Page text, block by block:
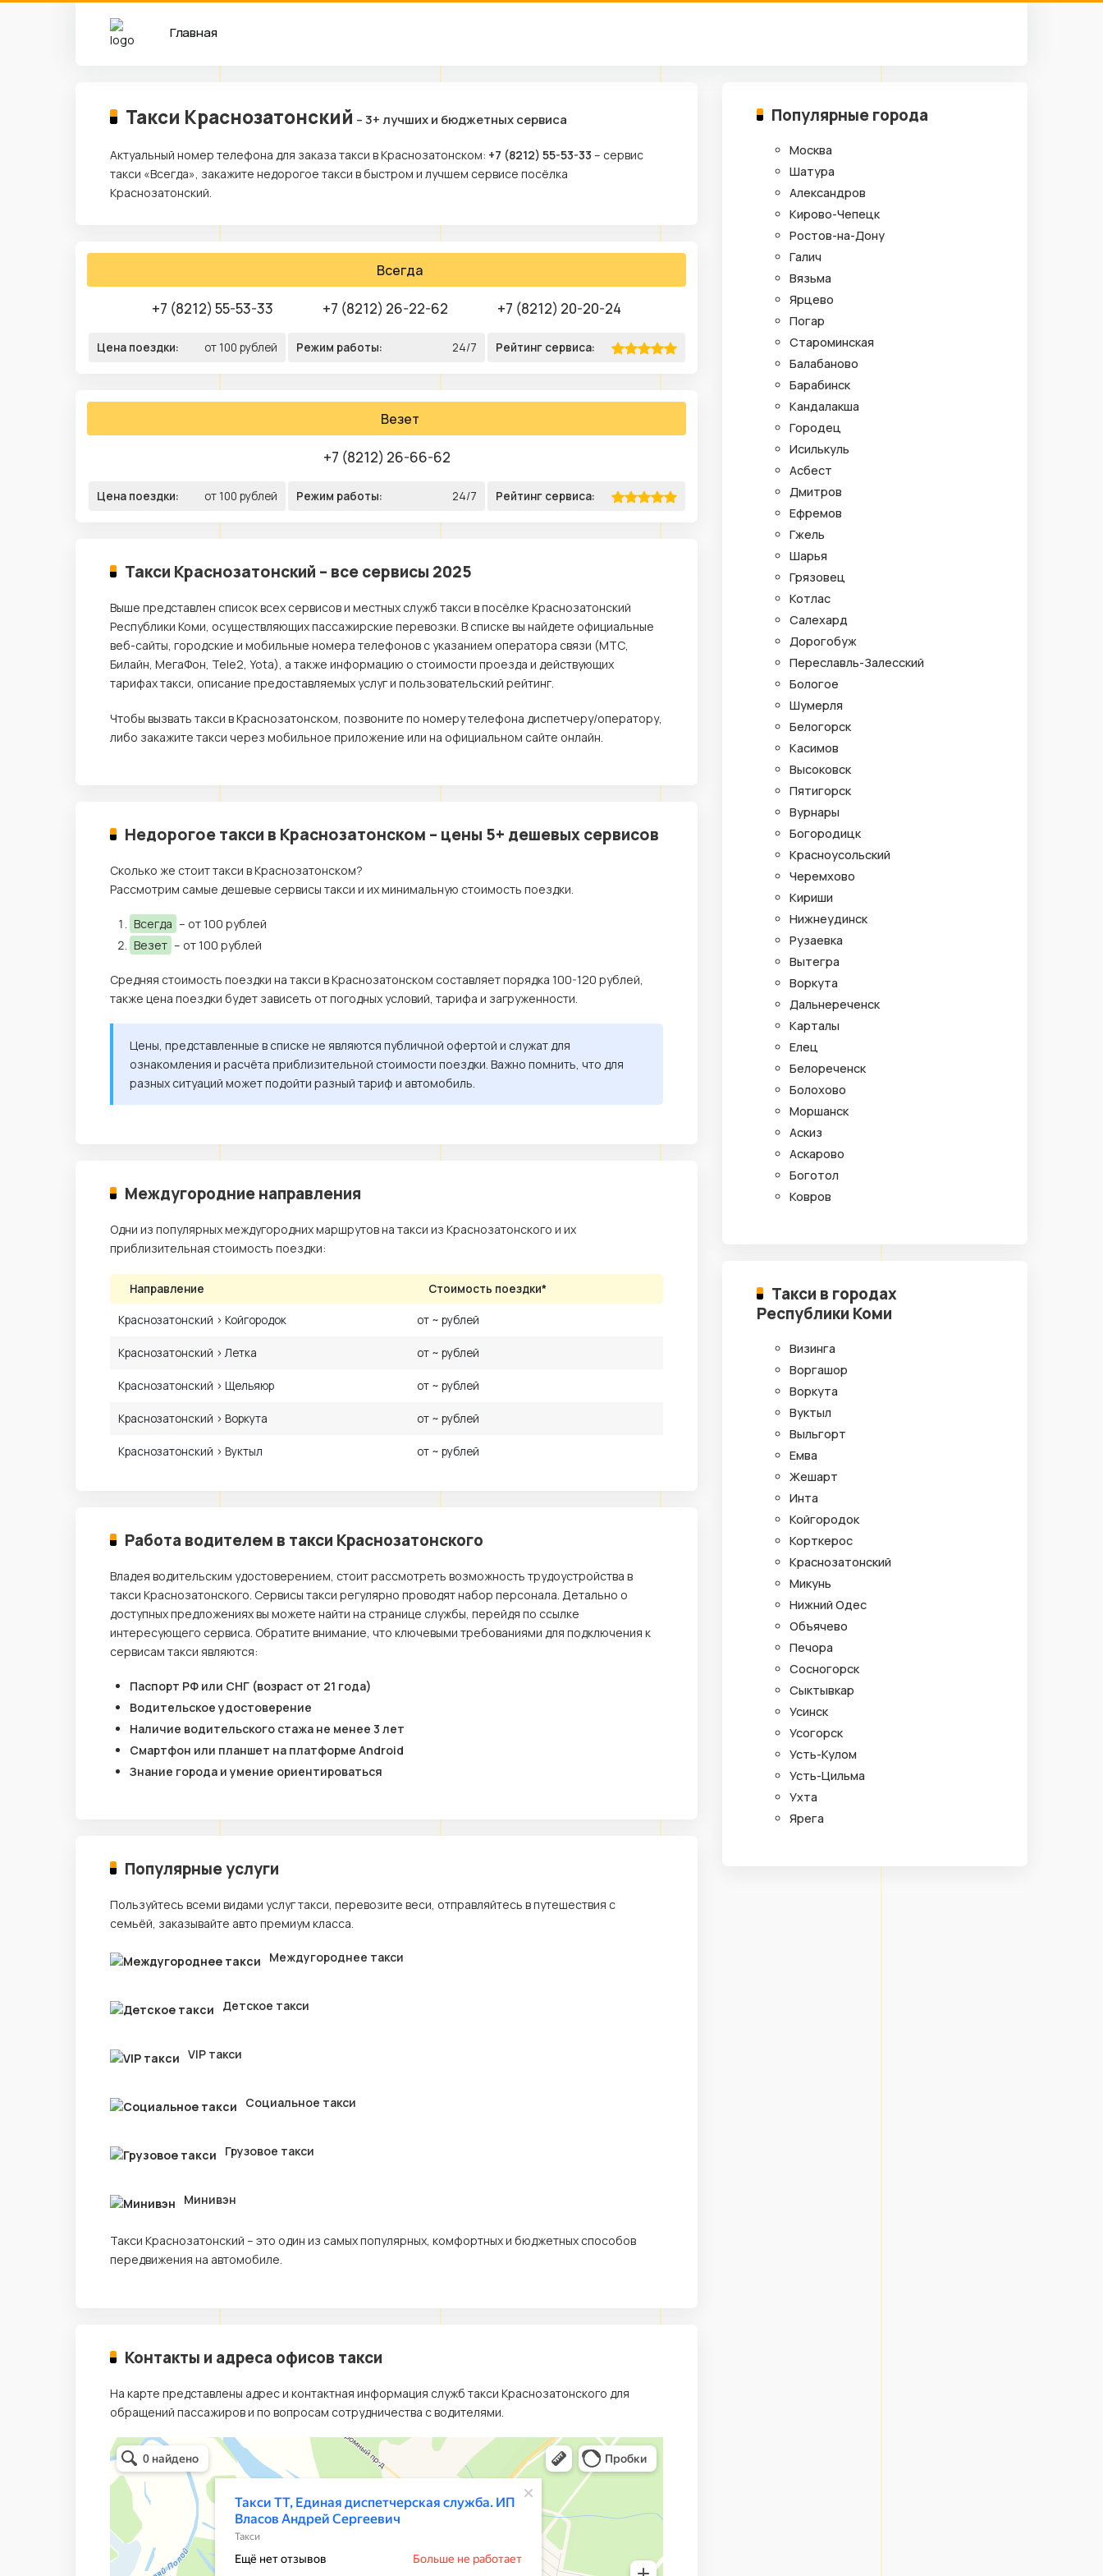
Главная
Такси Краснозатонский – 3+ лучших и бюджетных сервиса
Актуальный номер телефона для заказа такси в Краснозатонском: +7 (8212) 55-53-33 – сервис
такси «Всегда», закажите недорогое такси в быстром и лучшем сервисе посёлка
Краснозатонский.
Всегда
+7 (8212) 55-53-33 +7 (8212) 26-22-62 +7 (8212) 20-20-24
Цена поездки: от 100 рублей Режим работы: 24/7 Рейтинг сервиса:
Везет
+7 (8212) 26-66-62
Цена поездки: от 100 рублей Режим работы: 24/7 Рейтинг сервиса:
Такси Краснозатонский – все сервисы 2025
Выше представлен список всех сервисов и местных служб такси в посёлке Краснозатонский
Республики Коми, осуществляющих пассажирские перевозки. В списке вы найдете официальные
веб-сайты, городские и мобильные номера телефонов с указанием оператора связи (МТС,
Билайн, МегаФон, Tele2, Yota), а также информацию о стоимости проезда и действующих
тарифах такси, описание предоставляемых услуг и пользовательский рейтинг.
Чтобы вызвать такси в Краснозатонском, позвоните по номеру телефона диспетчеру/оператору,
либо закажите такси через мобильное приложение или на официальном сайте онлайн.
Недорогое такси в Краснозатонском – цены 5+ дешевых сервисов
Сколько же стоит такси в Краснозатонском?
Рассмотрим самые дешевые сервисы такси и их минимальную стоимость поездки.
Всегда – от 100 рублей
Везет – от 100 рублей
Средняя стоимость поездки на такси в Краснозатонском составляет порядка 100-120 рублей,
также цена поездки будет зависеть от погодных условий, тарифа и загруженности.
Цены, представленные в списке не являются публичной офертой и служат для
ознакомления и расчёта приблизительной стоимости поездки. Важно помнить, что для
разных ситуаций может подойти разный тариф и автомобиль.
Междугородние направления
Одни из популярных междугородних маршрутов на такси из Краснозатонского и их
приблизительная стоимость поездки:
Направление Стоимость поездки*
Краснозатонский › Койгородок от ~ рублей
Краснозатонский › Летка от ~ рублей
Краснозатонский › Щельяюр от ~ рублей
Краснозатонский › Воркута от ~ рублей
Краснозатонский › Вуктыл от ~ рублей
Работа водителем в такси Краснозатонского
Владея водительским удостоверением, стоит рассмотреть возможность трудоустройства в
такси Краснозатонского. Сервисы такси регулярно проводят набор персонала. Детально о
доступных предложениях вы можете найти на странице службы, перейдя по ссылке
интересующего сервиса. Обратите внимание, что ключевыми требованиями для подключения к
сервисам такси являются:
Паспорт РФ или СНГ (возраст от 21 года)
Водительское удостоверение
Наличие водительского стажа не менее 3 лет
Смартфон или планшет на платформе Android
Знание города и умение ориентироваться
Популярные услуги
Пользуйтесь всеми видами услуг такси, перевозите веси, отправляйтесь в путешествия с
семьёй, заказывайте авто премиум класса.
Междугороднее такси
Детское такси
VIP такси
Социальное такси
Грузовое такси
Минивэн
Такси Краснозатонский – это один из самых популярных, комфортных и бюджетных способов
передвижения на автомобиле.
Контакты и адреса офисов такси
На карте представлены адрес и контактная информация служб такси Краснозатонского для
обращений пассажиров и по вопросам сотрудничества с водителями.
Популярные города
Москва
Шатура
Александров
Кирово-Чепецк
Ростов-на-Дону
Галич
Вязьма
Ярцево
Погар
Староминская
Балабаново
Барабинск
Кандалакша
Городец
Исилькуль
Асбест
Дмитров
Ефремов
Гжель
Шарья
Грязовец
Котлас
Салехард
Дорогобуж
Переславль-Залесский
Бологое
Шумерля
Белогорск
Касимов
Высоковск
Пятигорск
Вурнары
Богородицк
Красноусольский
Черемхово
Кириши
Нижнеудинск
Рузаевка
Вытегра
Воркута
Дальнереченск
Карталы
Елец
Белореченск
Болохово
Моршанск
Аскиз
Аскарово
Боготол
Ковров
Такси в городах
Республики Коми
Визинга
Воргашор
Воркута
Вуктыл
Выльгорт
Емва
Жешарт
Инта
Койгородок
Корткерос
Краснозатонский
Микунь
Нижний Одес
Объячево
Печора
Сосногорск
Сыктывкар
Усинск
Усогорск
Усть-Кулом
Усть-Цильма
Ухта
Ярега